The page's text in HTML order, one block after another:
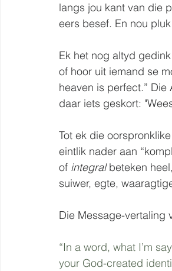
langs jou kant van die
eers besef. En nou
Ek het nog altyd
of hoor uit iemand se
heaven is perfect.”
daar iets geskort:
Tot ek die
eintlik nader aan
of integral beteken
suiwer, egte,
Die Message-vertaling
“In a word, what I’m
your God-created